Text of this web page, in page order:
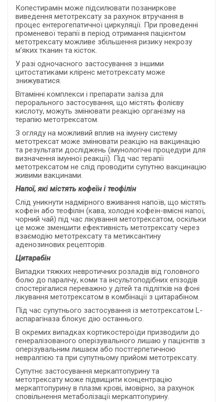
Копестирамін може підсилювати позаниркове
виведення метотрексату за рахунок втручання в
процес ентерогепатичної циркуляції. При проведенні
променевої терапії в період отримання пацієнтом
метотрексату можливе збільшення ризику некрозу
м’яких тканин та кісток.
У разі одночасного застосування з іншими
цитостатиками кліренс метотрексату може
знижуватися.
Вітамінні комплекси і препарати заліза для
перорального застосування, що містять фолієву
кислоту, можуть змінювати реакцію організму на
терапію метотрексатом.
З огляду на можливий вплив на імунну систему
метотрексат може змінювати реакцію на вакцинацію
та результати досліджень (імунологічні процедури для
визначення імунної реакції). Під час терапії
метотрексатом не слід проводити супутню вакцинацію
живими вакцинами.
Напої, які містять кофеїн і теофілін
Слід уникнути надмірного вживання напоїв, що містять
кофеїн або теофілін (кава, холодні кофеїн-вмісні напої,
чорний чай) під час лікування метотрексатом, оскільки
це може зменшити ефективність метотрексату через
взаємодію метотрексату та метиксантину
аденозинових рецепторів.
Цитарабін
Випадки тяжких невротичних розладів від головного
болю до паралічу, коми та інсультоподібних епізодів
спостерігалися переважно у дітей та підлітків на фоні
лікування метотрексатом в комбінації з цитарабіном.
Під час супутнього застосування із метотрексатом L-
аспарагіназа блокує дію останнього.
В окремих випадках кортикостероїди призводили до
генералізованого оперізувального лишаю у пацієнтів з
оперізувальним лишаєм або постгерпетичною
невралгією та при супутньому прийомі метотрексату.
Супутнє застосування меркаптопурину та
метотрексату може підвищити концентрацію
меркаптопурину в плазмі крові, імовірно, за рахунок
сповільнення метаболізації меркаптопурину.